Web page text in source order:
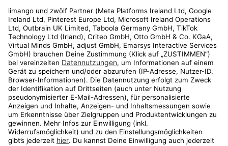
Kundenservice
Shop
Aktionen
Travel